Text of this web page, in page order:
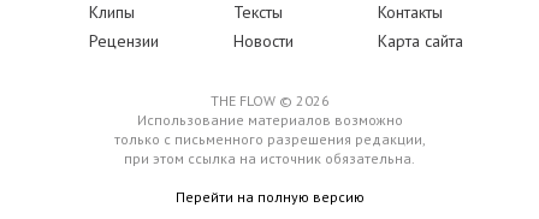
Клипы
Тексты
Контакты
Рецензии
Новости Карта сайта
THE FLOW © 2026
Использование материалов возможно
только с письменного разрешения редакции,
при этом ссылка на источник обязательна.
Перейти на полную версию